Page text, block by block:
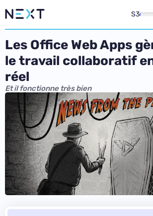
S3
Les Office Web Apps
le travail collaboratif
réel
Et il fonctionne très bien